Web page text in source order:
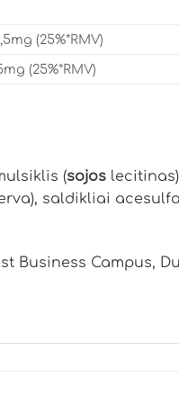
(25%*RMV)
(25%*RMV)
(sojos
saldikliai
Business Campus,